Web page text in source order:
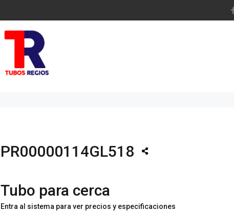
PR00000114GL518
Tubo para cerca
Entra al sistema para ver precios y especificaciones